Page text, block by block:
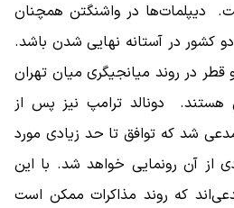
دیپلمات‌ها در واشنگتن همچنان
دو کشور در آستانه نهایی شدن باشد.
در روند میانجیگری میان تهران
دونالد ترامپ نیز پس از
شد که توافق تا حد زیادی مورد
از آن رونمایی خواهد شد. با این
که روند مذاکرات ممکن است